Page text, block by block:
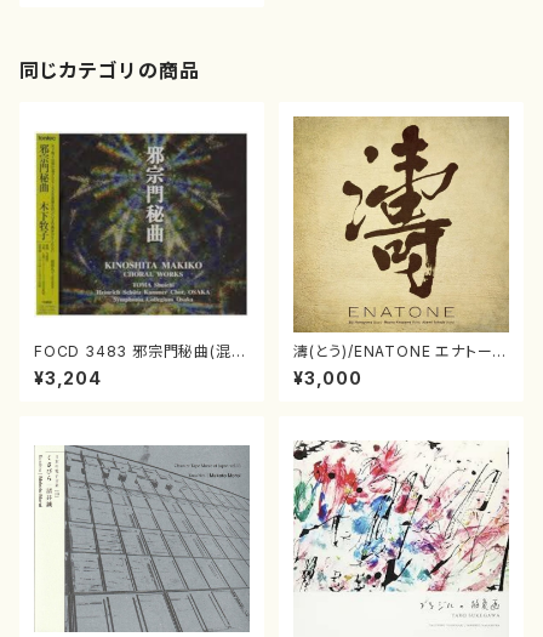
同じカテゴリの商品
FOCD 3483 邪宗門秘曲(混声
合唱/木下牧子/CD)
¥3,204
濤(とう)/ENATONE エナトーネ
(CD)
¥3,000